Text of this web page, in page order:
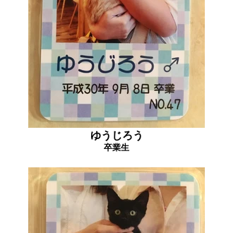
ゆうじろう
卒業生